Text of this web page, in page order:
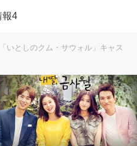
報4
いとしのクム・サウォル」キャス